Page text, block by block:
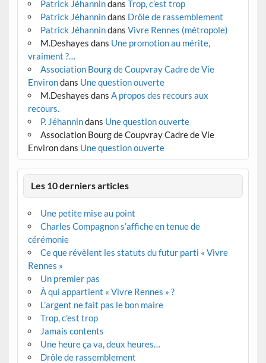
Patrick Jéhannindans Trop, c’est trop
Patrick Jéhannindans Drôle de rassemblement
Patrick Jéhannindans Vivre Rennes (métropole)
M.Deshayes dans Une promotion au mérite,
vraiment ?…
Association Bourg de Coupvray Cadre de Vie
Environdans Une question ouverte
M.Deshayes dans A propos des recours aux
recours.
P. Jéhannindans Une question ouverte
Association Bourg de Coupvray Cadre de Vie
Environdans Une question ouverte
Les 10 derniers articles
Une petite mise au point
Charles Compagnon s’affiche en tenue de
cérémonie
Ce que révèlent les statuts du futur parti « Vivre
Rennes »
Un premier pas
À qui appartient « Vivre Rennes » ?
L’argent ne fait pas le bon maire
Trop, c’est trop
Jamais contents
Une heure ça va, deux heures…
Drôle de rassemblement